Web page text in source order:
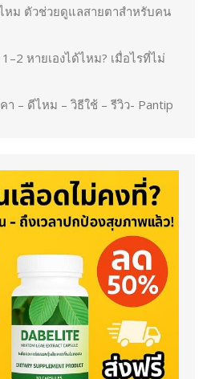
หม ตัวช่วยดูแลสายตาสำหรับคน
หายเองได้ไหม? เมื่อไรที่ไม่
า – ดีไหม – วิธีใช้ – รีวิว- Pantip